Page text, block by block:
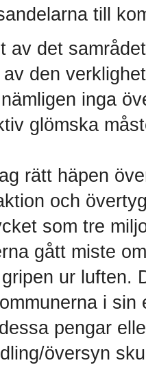
till
av det
av den
inga
glömska
rätt häpen
och
som tre
gått miste
ur luften.
i sin
pengar
översyn